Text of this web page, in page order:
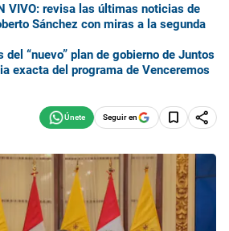
VIVO: revisa las últimas noticias de
Sánchez con miras a la segunda
“nuevo” plan de gobierno de Juntos
exacta del programa de Venceremos
Seguir en